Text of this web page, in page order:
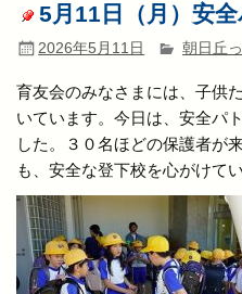
5月11日（月）安
2026年5月11日 朝日丘
育友会のみなさまには、子供
いています。今日は、安全パ
した。３０名ほどの保護者が
も、安全な登下校を心がけて